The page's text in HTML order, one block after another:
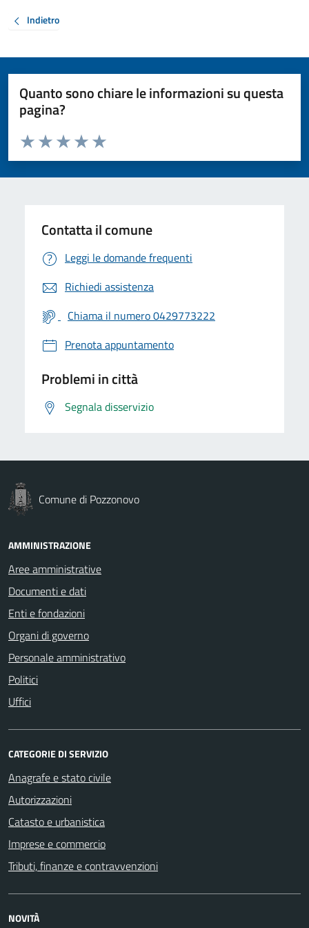
Indietro
Quanto sono chiare le informazioni su questa
pagina?
Valuta da 1 a 5 stelle la pagina
Valuta 5 stelle su 5
Valuta 4 stelle su 5
Valuta 3 stelle su 5
Valuta 2 stelle su 5
Valuta 1 stelle su 5
Contatta il comune
Leggi le domande frequenti
Richiedi assistenza
Chiama il numero 0429773222
Prenota appuntamento
Problemi in città
Segnala disservizio
Comune di Pozzonovo
AMMINISTRAZIONE
Aree amministrative
Documenti e dati
Enti e fondazioni
Organi di governo
Personale amministrativo
Politici
Uffici
CATEGORIE DI SERVIZIO
Anagrafe e stato civile
Autorizzazioni
Catasto e urbanistica
Imprese e commercio
Tributi, finanze e contravvenzioni
NOVITÀ